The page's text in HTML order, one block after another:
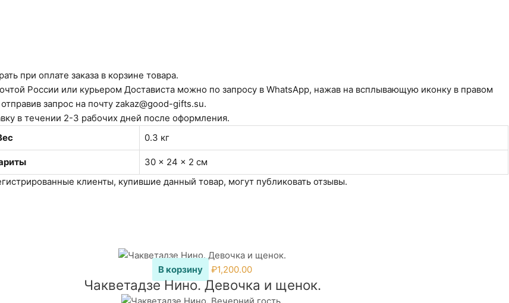
при оплате заказа в корзине товара.
России или курьером Достависта можно по запросу в WhatsApp, нажав на всплывающую иконку в правом
запрос на почту zakaz@good-gifts.su.
в течении 2-3 рабочих дней после оформления.
0.3 кг
30 × 24 × 2 см
клиенты, купившие данный товар, могут публиковать отзывы.
В корзину ₽1,200.00
Чакветадзе Нино. Девочка и щенок.